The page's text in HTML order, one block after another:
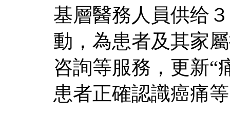
基層醫務人員供给
動，為患者及其家
咨詢等服務，更新“
患者正確認識癌痛